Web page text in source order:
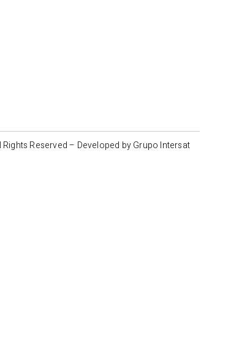
Reserved – Developed by Grupo Intersat